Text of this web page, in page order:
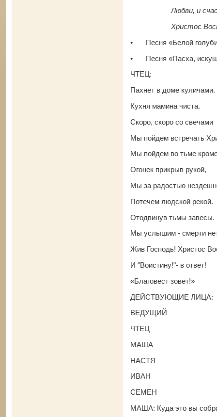
Любви, и
Христос
•
Песня «Белой
•
Песня «Пасха,
ЧТЕЦ:
Пахнет в доме куличами.
Кухня мамина чиста.
Скоро, скоро со свечами
Мы пойдем встречать
Мы пойдем во тьме
Огонек прикрыв рукой,
Мы за радостью
Потечем людской рекой.
Отодвинув тьмы завесы.
Мы услышим - смерти
Жив Господь! Христос
И "Воистину!"- в ответ!
«Благовест зовет!»
ДЕЙСТВУЮЩИЕ ЛИЦА:
ВЕДУЩИЙ
ЧТЕЦ
МАША
НАСТЯ
ИВАН
СЕМЕН
МАША: Куда это вы